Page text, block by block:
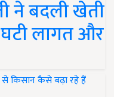
ने बदली खेती
लागत और